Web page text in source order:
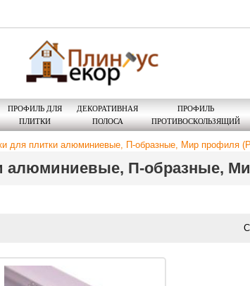
ПРОФИЛЬ ДЛЯ
ПЛИТКИ
ДЕКОРАТИВНАЯ
ПОЛОСА
ПРОФИЛЬ
ПРОТИВОСКОЛЬЗЯЩИЙ
для плитки алюминиевые, П-образные, Мир профиля
алюминиевые, П-образные,